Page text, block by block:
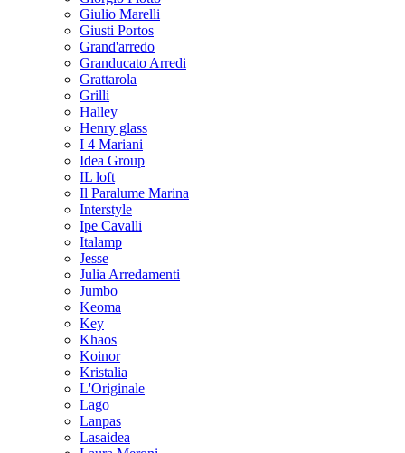
Giulio Marelli
Giusti Portos
Grand'arredo
Granducato Arredi
Grattarola
Grilli
Halley
Henry glass
I 4 Mariani
Idea Group
IL loft
Il Paralume Marina
Interstyle
Ipe Cavalli
Italamp
Jesse
Julia Arredamenti
Jumbo
Keoma
Key
Khaos
Koinor
Kristalia
L'Originale
Lago
Lanpas
Lasaidea